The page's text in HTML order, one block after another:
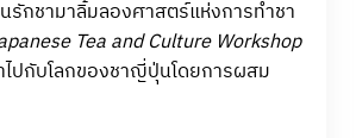
รักชามาลิ้มลองศาสตร์แห่งการทำชา
Tea and Culture Workshop
ปกับโลกของชาญี่ปุ่นโดยการผสม